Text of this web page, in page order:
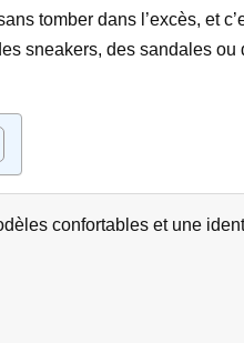
tomber dans l’excès, et
sneakers, des sandales
confortables et une